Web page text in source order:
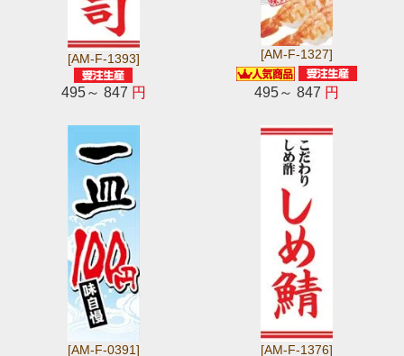
[AM-F-1393]
495～ 847 円
[AM-F-1327]
495～ 847 円
[AM-F-0391] [AM-F-1376]